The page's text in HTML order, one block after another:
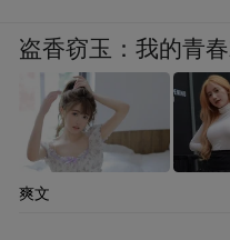
盗香窃玉：我的青
爽文